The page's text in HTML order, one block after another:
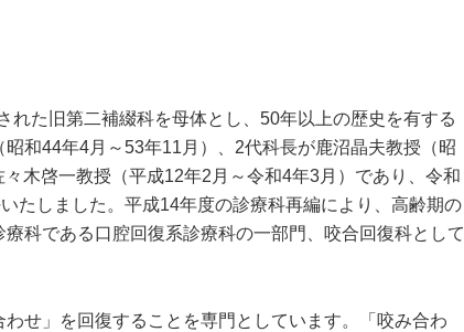
れた旧第二補綴科を母体とし、50年以上の歴史を有する
和44年4月～53年11月）、2代科長が鹿沼晶夫教授（昭
木啓一教授（平成12年2月～令和4年3月）であり、令和
たしました。平成14年度の診療科再編により、高齢期の
科である口腔回復系診療科の一部門、咬合回復科として
せ」を回復することを専門としています。「咬み合わ